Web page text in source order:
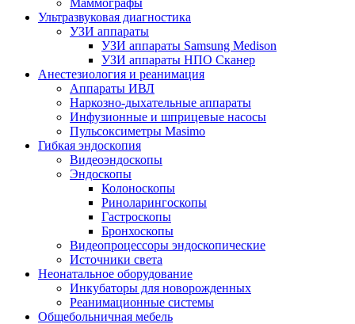
Маммографы
Ультразвуковая диагностика
УЗИ аппараты
УЗИ аппараты Samsung Medison
УЗИ аппараты НПО Сканер
Анестезиология и реанимация
Аппараты ИВЛ
Наркозно-дыхательные аппараты
Инфузионные и шприцевые насосы
Пульсоксиметры Masimo
Гибкая эндоскопия
Видеоэндоскопы
Эндоскопы
Колоноскопы
Риноларингоскопы
Гастроскопы
Бронхоскопы
Видеопроцессоры эндоскопические
Источники света
Неонатальное оборудование
Инкубаторы для новорожденных
Реанимационные системы
Общебольничная мебель